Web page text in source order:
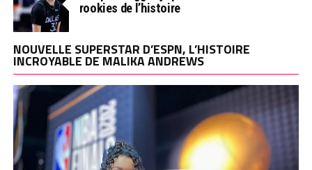
rookies de l’histoire
NOUVELLE SUPERSTAR D’ESPN, L’HISTOIRE
INCROYABLE DE MALIKA ANDREWS